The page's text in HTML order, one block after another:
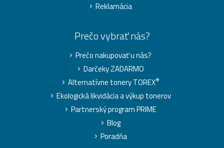
Reklamácia
Prečo vybrať nás?
Prečo nakupovať u nás?
Darčeky ZADARMO
Alternatívne tonery TOREX®
Ekologická likvidácia a výkup tonerov
Partnerský program PRIME
Blog
Poradňa